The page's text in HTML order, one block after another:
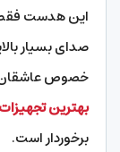
این هدست
صدای بسیار
خصوص عاشقان
بهترین
برخوردار است.